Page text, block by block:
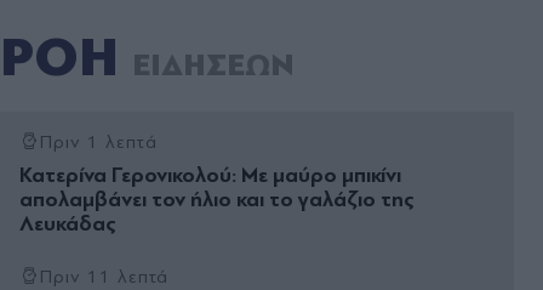
ΡΟΗ ΕΙΔΗΣΕΩΝ
Πριν 1 λεπτά
Κατερίνα Γερονικολού: Με μαύρο μπικίνι
απολαμβάνει τον ήλιο και το γαλάζιο της
Λευκάδας
Πριν 11 λεπτά